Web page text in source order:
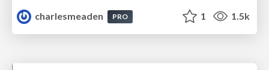
charlesmeaden
PRO 1 1.5k